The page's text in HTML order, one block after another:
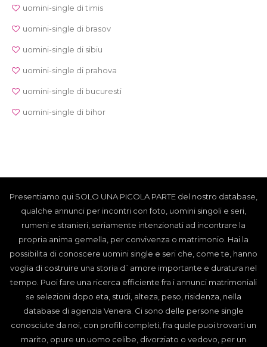
uomini-single di timis
uomini-single di brasov
uomini-single di sibiu
uomini-single di prahova
uomini-single di bucuresti
uomini-single di bihor
Presentiamo qui SOLO UNA PICOLA PARTE del nostro database,
qualche annunci per incontri con foto, uomini singoli e seri,
rumeni e stranieri, seriamente intenzionati ad incontrare la
propria anima gemella, per convivenza o matrimonio. Hai la
possibilita di conoscere uomini single e seri che, come te, hanno
voglia di costruire una storia d`amore importante e duratura nel
tempo. Puoi fare una ricerca efficiente fra i annunci matrimoniali
se selezioni dopo eta, studi, alteza, peso, risidenza, nella
database di agenzia Venera. Ci sono delle persone single
conosciute da noi, con profili completi, fra quale puoi trovarti un
marito, opure un uomo celibe, divorziato o vedovo, per un